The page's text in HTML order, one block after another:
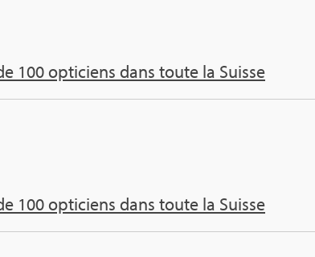
100 opti­ciens dans toute la Suisse
100 opti­ciens dans toute la Suisse